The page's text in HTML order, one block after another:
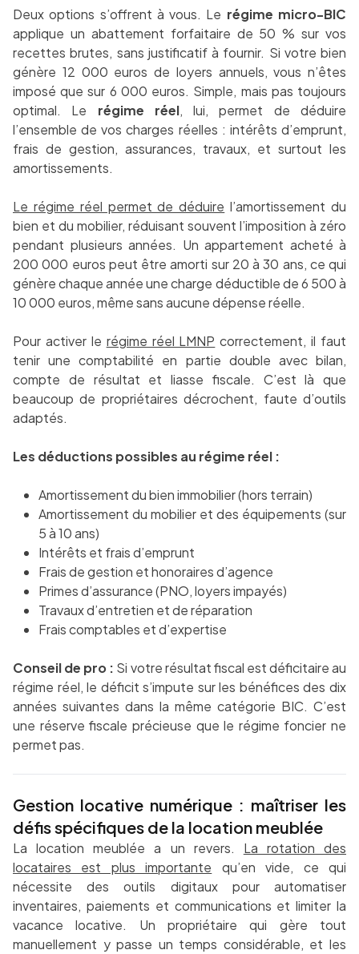
Deux options s’offrent à vous. Le régime micro-BIC
applique un abattement forfaitaire de 50 % sur vos
recettes brutes, sans justificatif à fournir. Si votre bien
génère 12 000 euros de loyers annuels, vous n’êtes
imposé que sur 6 000 euros. Simple, mais pas toujours
optimal. Le régime réel, lui, permet de déduire
l’ensemble de vos charges réelles : intérêts d’emprunt,
frais de gestion, assurances, travaux, et surtout les
amortissements.
Le régime réel permet de déduire l’amortissement du
bien et du mobilier, réduisant souvent l’imposition à zéro
pendant plusieurs années. Un appartement acheté à
200 000 euros peut être amorti sur 20 à 30 ans, ce qui
génère chaque année une charge déductible de 6 500 à
10 000 euros, même sans aucune dépense réelle.
Pour activer le régime réel LMNP correctement, il faut
tenir une comptabilité en partie double avec bilan,
compte de résultat et liasse fiscale. C’est là que
beaucoup de propriétaires décrochent, faute d’outils
adaptés.
Les déductions possibles au régime réel :
Amortissement du bien immobilier (hors terrain)
Amortissement du mobilier et des équipements (sur
5 à 10 ans)
Intérêts et frais d’emprunt
Frais de gestion et honoraires d’agence
Primes d’assurance (PNO, loyers impayés)
Travaux d’entretien et de réparation
Frais comptables et d’expertise
Conseil de pro : Si votre résultat fiscal est déficitaire au
régime réel, le déficit s’impute sur les bénéfices des dix
années suivantes dans la même catégorie BIC. C’est
une réserve fiscale précieuse que le régime foncier ne
permet pas.
Gestion locative numérique : maîtriser les
défis spécifiques de la location meublée
La location meublée a un revers. La rotation des
locataires est plus importante qu’en vide, ce qui
nécessite des outils digitaux pour automatiser
inventaires, paiements et communications et limiter la
vacance locative. Un propriétaire qui gère tout
manuellement y passe un temps considérable, et les